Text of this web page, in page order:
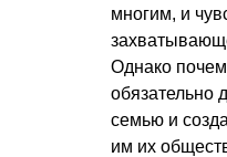
многим, и
Однако
обязательно
семью и
им их